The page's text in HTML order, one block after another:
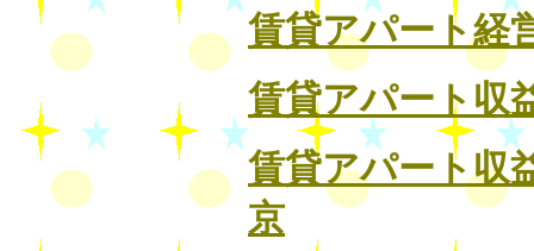
賃貸アパート経
賃貸アパート収
賃貸アパート収
京